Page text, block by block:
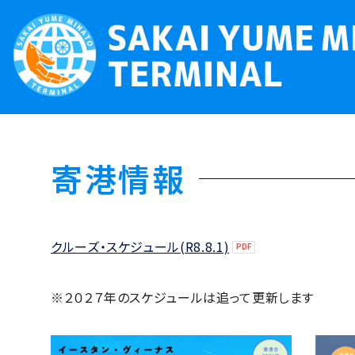
寄港情報
クルーズ・スケジュール(R8.8.1)
※２０２７年のスケジュールは追って更新します